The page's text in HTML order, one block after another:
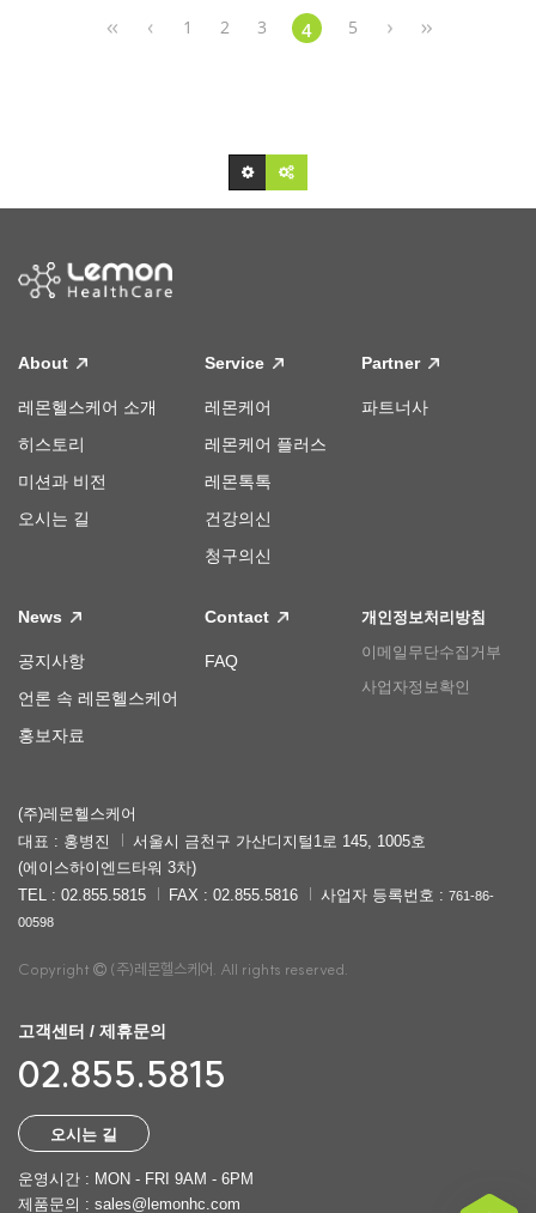
1 2 3 4 5
About
레몬헬스케어 소개
히스토리
미션과 비전
오시는 길
Service
레몬케어
레몬케어 플러스
레몬톡톡
건강의신
청구의신
Partner
파트너사
News
공지사항
언론 속 레몬헬스케어
홍보자료
Contact
FAQ
개인정보처리방침
이메일무단수집거부
사업자정보확인
(주)레몬헬스케어
대표 : 홍병진
서울시 금천구 가산디지털1로 145, 1005호
(에이스하이엔드타워 3차)
TEL : 02.855.5815
FAX : 02.855.5816 사업자 등록번호 : 761-86-
00598
Copyright (주)레몬헬스케어. All rights reserved.
고객센터 / 제휴문의
02.855.5815
오시는 길
운영시간 : MON - FRI 9AM - 6PM
제품문의 : sales@lemonhc.com